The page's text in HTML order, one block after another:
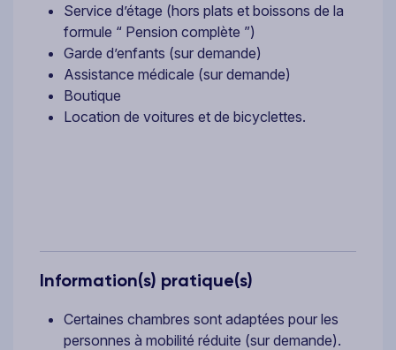
Service d’étage (hors plats et boissons de la
formule “ Pension complète ”)
Garde d’enfants (sur demande)
Assistance médicale (sur demande)
Boutique
Location de voitures et de bicyclettes.
Information(s) pratique(s)
Certaines chambres sont adaptées pour les
personnes à mobilité réduite (sur demande).